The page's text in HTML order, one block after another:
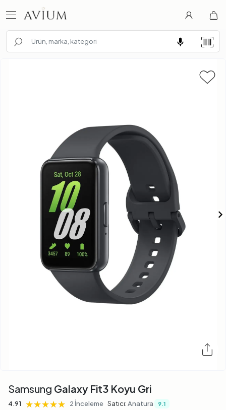
Samsung Galaxy Fit3 Koyu Gri
4.91 ★★★★★
★★★★★
★★★★★ 2 İnceleme Satıcı:Anatura 9.1